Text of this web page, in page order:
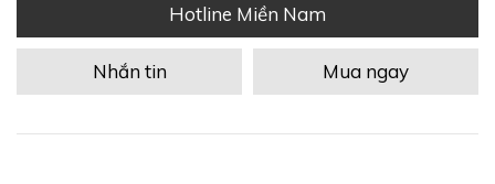
Hotline Miền Nam
Nhắn tin Mua ngay